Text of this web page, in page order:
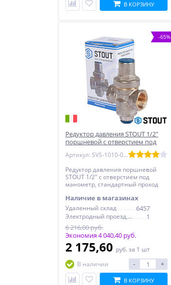
В КОРЗИНУ
-65%
Редуктор давления STOUT 1/2"
поршневой с отверстием под
Артикул: SVS-1010-000015
Редуктор давления поршневой
STOUT 1/2" с отверстием под
манометр, стандартный проход
Наличие в магазинах
Удаленный склад 6457
Электродный проезд, 6с1
1
6 216,00 руб.
Экономия 4 040,40 руб.
2 175,60 руб. за 1 шт
В наличии
- +
В КОРЗИНУ